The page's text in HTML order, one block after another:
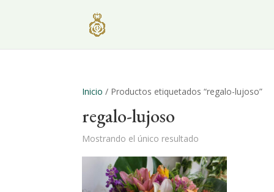
Inicio / Productos etiquetados “regalo-lujoso”
regalo-lujoso
Mostrando el único resultado